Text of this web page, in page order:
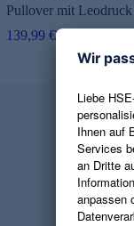
Pullover mit Leodruck
139,99 €